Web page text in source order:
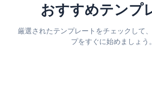
おすすめテンプ
厳選されたテンプレートをチェックして
プをすぐに始めましょう。